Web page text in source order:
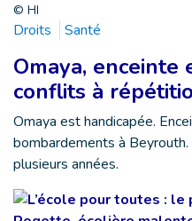
© HI
Droits Santé
Omaya, enceinte
conflits à
Omaya est handicapée.
bombardements à
plusieurs années.